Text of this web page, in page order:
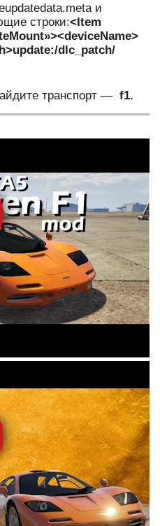
и
строки:<Item
»><deviceName>
>update:/dlc patch/
транспорт — f1.